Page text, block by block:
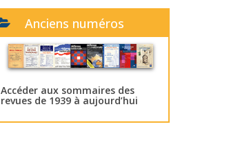
Anciens numéros
Accéder aux sommaires des
revues de 1939 à aujourd’hui